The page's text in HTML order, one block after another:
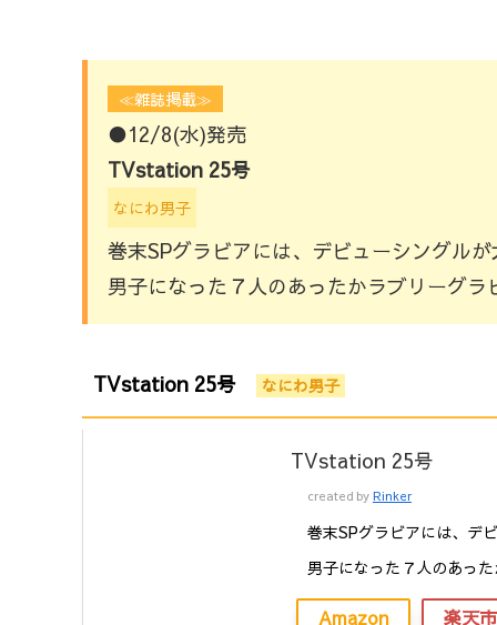
≪雑誌掲載≫
●12/8(水)発売
TVstation 25号
なにわ男子
巻末SPグラビアには、デビューシングル
男子になった７人のあったかラブリーグ
TVstation 25号 なにわ男子
TVstation 25号
created by Rinker
巻末SPグラビアには、デ
男子になった７人のあっ
Amazon 楽天